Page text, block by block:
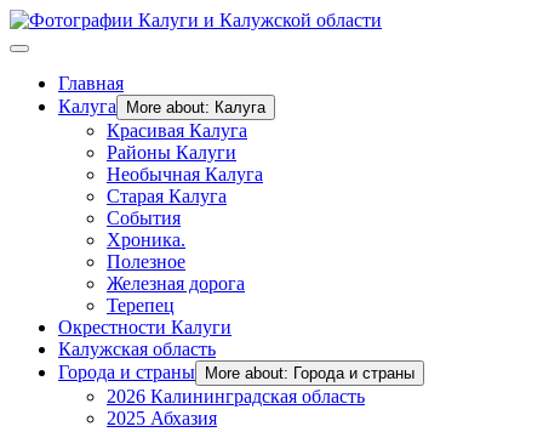
Главная
Калуга
More about: Калуга
Красивая Калуга
Районы Калуги
Необычная Калуга
Старая Калуга
События
Хроника.
Полезное
Железная дорога
Терепец
Окрестности Калуги
Калужская область
Города и страны
More about: Города и страны
2026 Калининградская область
2025 Абхазия